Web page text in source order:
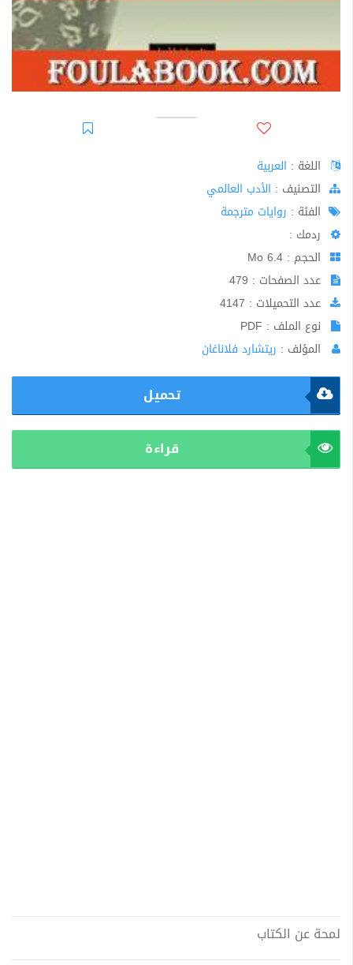
اللغة : العربية
اﻟﺘﺼﻨﻴﻒ : الأدب العالمي
الفئة : روايات مترجمة
ردمك :
الحجم : 6.4 Mo
عدد الصفحات : 479
عدد التحميلات : 4147
نوع الملف : PDF
المؤلف : ريتشارد فلاناغان
تحميل
قراءة
لمحة عن الكتاب